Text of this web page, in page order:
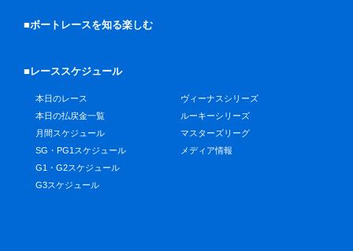
■ボートレースを知る楽しむ
■レーススケジュール
本日のレース
本日の払戻金一覧
月間スケジュール
SG・PG1スケジュール
G1・G2スケジュール
G3スケジュール
ヴィーナスシリーズ
ルーキーシリーズ
マスターズリーグ
メディア情報